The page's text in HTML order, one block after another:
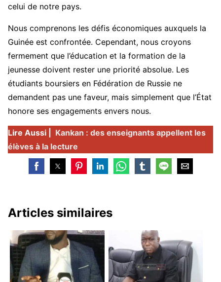
celui de notre pays.
Nous comprenons les défis économiques auxquels la
Guinée est confrontée. Cependant, nous croyons
fermement que l’éducation et la formation de la
jeunesse doivent rester une priorité absolue. Les
étudiants boursiers en Fédération de Russie ne
demandent pas une faveur, mais simplement que l’État
honore ses engagements envers nous.
Lire Aussi |
Kankan : des enseignants appellent les
élèves à la lecture
Articles similaires